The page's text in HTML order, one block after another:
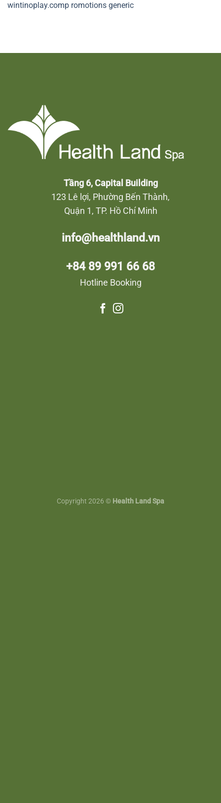
wintinoplay.comp romotions generic
Tầng 6, Capital Building
123 Lê lợi, Phường Bến Thành,
Quận 1, TP. Hồ Chí Minh
info@healthland.vn
+84 89 991 66 68
Hotline Booking
Copyright 2026 © Health Land Spa